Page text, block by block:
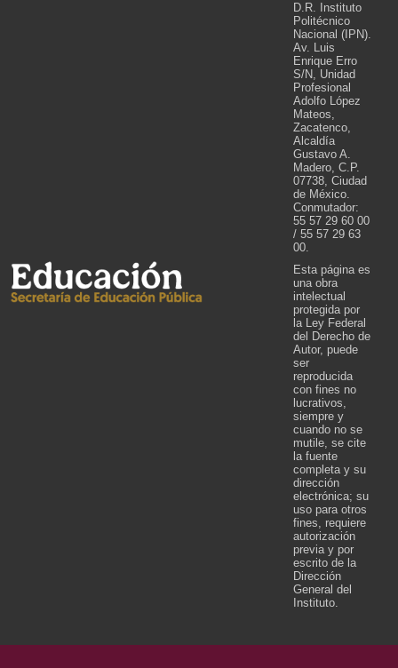
D.R. Instituto
Politécnico
Nacional (IPN).
Av. Luis
Enrique Erro
S/N, Unidad
Profesional
Adolfo López
Mateos,
Zacatenco,
Alcaldía
Gustavo A.
Madero, C.P.
07738, Ciudad
de México.
Conmutador:
55 57 29 60 00
/ 55 57 29 63
00.
Esta página es
una obra
intelectual
protegida por
la Ley Federal
del Derecho de
Autor, puede
ser
reproducida
con fines no
lucrativos,
siempre y
cuando no se
mutile, se cite
la fuente
completa y su
dirección
electrónica; su
uso para otros
fines, requiere
autorización
previa y por
escrito de la
Dirección
General del
Instituto.